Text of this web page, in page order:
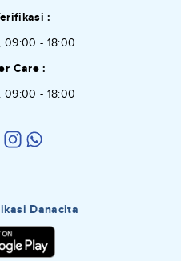
:
09:00 - 18:00
Care :
09:00 - 18:00
Danacita